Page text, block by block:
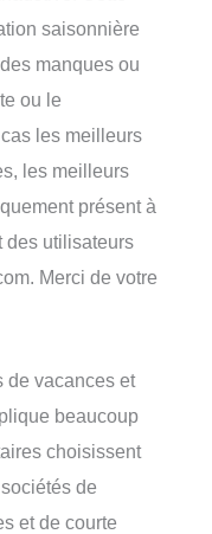
saisonnière
manques ou
ou le
les meilleurs
les meilleurs
présent à
des utilisateurs
Merci de votre
de vacances et
beaucoup
choisissent
de
et de courte